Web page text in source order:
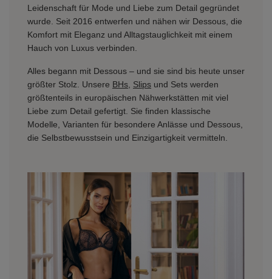
Leidenschaft für Mode und Liebe zum Detail gegründet
wurde. Seit 2016 entwerfen und nähen wir Dessous, die
Komfort mit Eleganz und Alltagstauglichkeit mit einem
Hauch von Luxus verbinden.
Alles begann mit Dessous – und sie sind bis heute unser
größter Stolz. Unsere BHs Slips und Sets werden
größtenteils in europäischen Nähwerkstätten mit viel
Liebe zum Detail gefertigt. Sie finden klassische
Modelle, Varianten für besondere Anlässe und Dessous,
die Selbstbewusstsein und Einzigartigkeit vermitteln.